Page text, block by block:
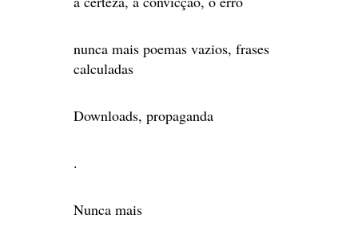
nunca mais poemas vazios, frases
calculadas
Downloads, propaganda
.
Nunca mais